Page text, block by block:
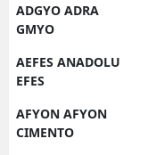
ADGYO ADRA
GMYO
AEFES ANADOLU
EFES
AFYON AFYON
CIMENTO